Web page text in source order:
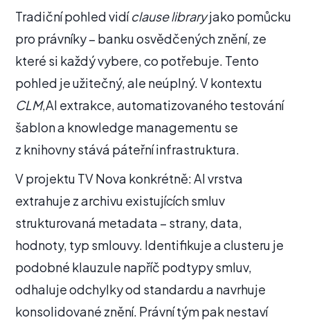
Tradiční pohled vidíclause libraryjako pomůcku
pro právníky – banku osvědčených znění, ze
které si každý vybere, co potřebuje. Tento
pohled je užitečný, ale neúplný. V kontextu
CLM,AI extrakce, automatizovaného testování
šablon a knowledge managementu se
z knihovny stává páteřní infrastruktura.
V projektu TV Nova konkrétně: AI vrstva
extrahuje z archivu existujících smluv
strukturovaná metadata – strany, data,
hodnoty, typ smlouvy. Identifikuje a clusteru je
podobné klauzule napříč podtypy smluv,
odhaluje odchylky od standardu a navrhuje
konsolidované znění. Právní tým pak nestaví